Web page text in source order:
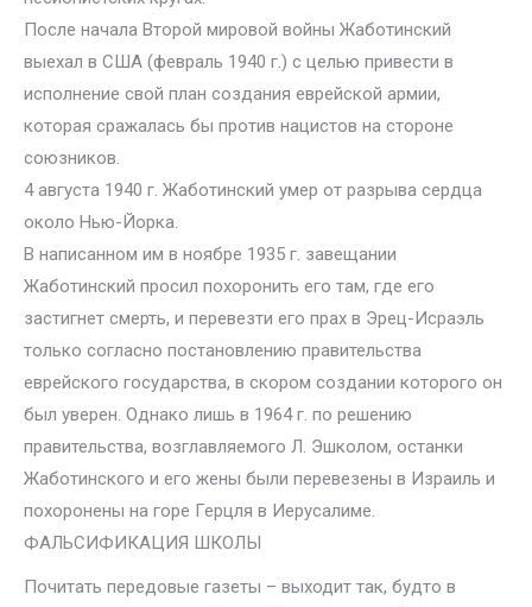
После начала Второй мировой войны Жаботинский
выехал в США (февраль 1940 г.) с целью привести в
исполнение свой план создания еврейской армии,
которая сражалась бы против нацистов на стороне
союзников.
4 августа 1940 г. Жаботинский умер от разрыва сердца
около Нью-Йорка.
В написанном им в ноябре 1935 г. завещании
Жаботинский просил похоронить его там, где его
застигнет смерть, и перевезти его прах в Эрец-Исраэль
только согласно постановлению правительства
еврейского государства, в скором создании которого он
был уверен. Однако лишь в 1964 г. по решению
правительства, возглавляемого Л. Эшколом, останки
Жаботинского и его жены были перевезены в Израиль и
похоронены на горе Герцля в Иерусалиме.
ФАЛЬСИФИКАЦИЯ ШКОЛЫ
Почитать передовые газеты – выходит так, будто в